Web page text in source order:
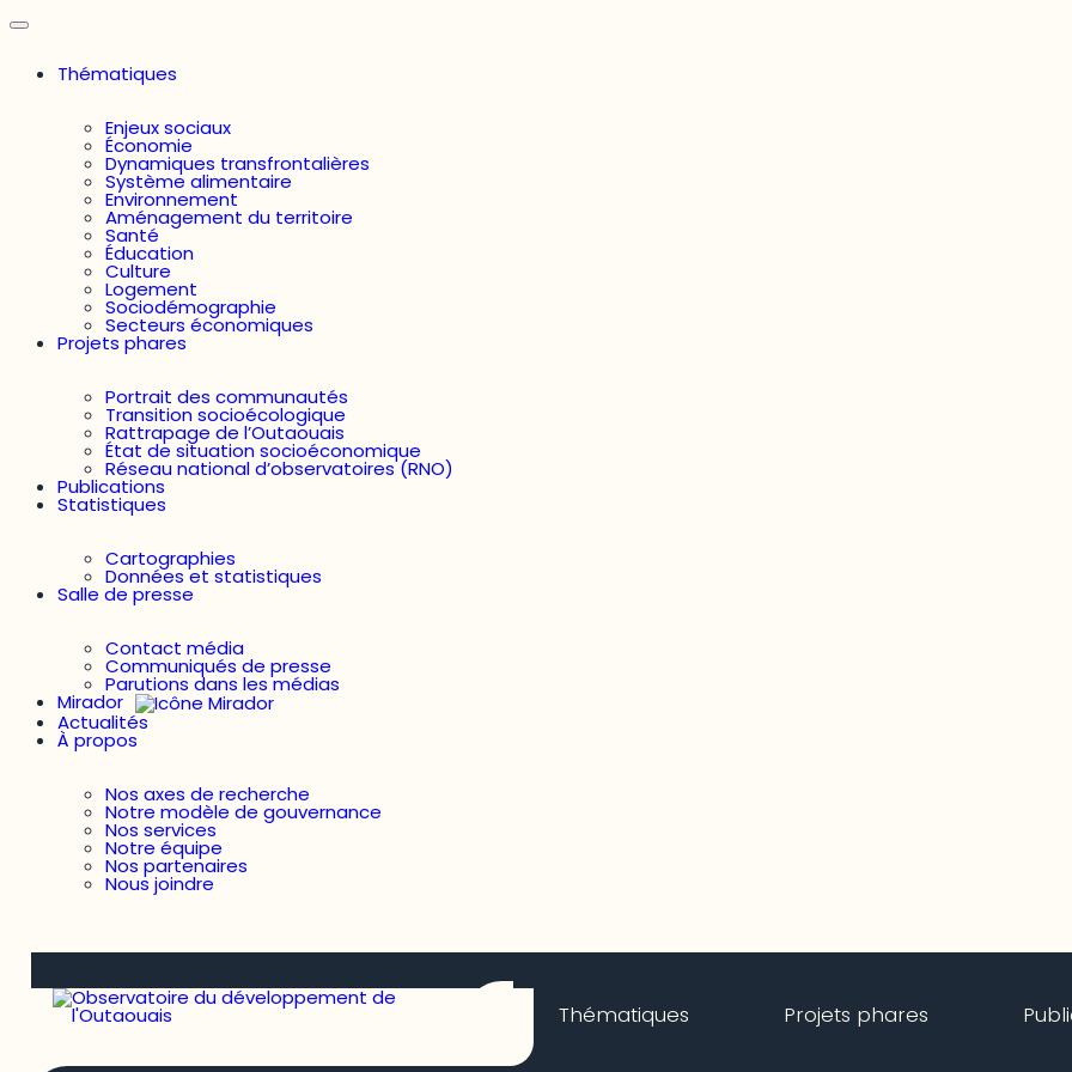
Thématiques
Enjeux sociaux
Économie
Dynamiques transfrontalières
Système alimentaire
Environnement
Aménagement du territoire
Santé
Éducation
Culture
Logement
Sociodémographie
Secteurs économiques
Projets phares
Portrait des communautés
Transition socioécologique
Rattrapage de l’Outaouais
État de situation socioéconomique
Réseau national d’observatoires (RNO)
Publications
Statistiques
Cartographies
Données et statistiques
Salle de presse
Contact média
Communiqués de presse
Parutions dans les médias
Mirador
Actualités
À propos
Nos axes de recherche
Notre modèle de gouvernance
Nos services
Notre équipe
Nos partenaires
Nous joindre
Thématiques Projets phares